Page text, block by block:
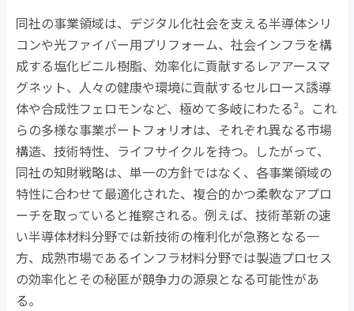
同社の事業領域は、デジタル化社会を支える半導体シリ
コンや光ファイバー用プリフォーム、社会インフラを構
成する塩化ビニル樹脂、効率化に貢献するレアアースマ
グネット、人々の健康や環境に貢献するセルロース誘導
体や合成性フェロモンなど、極めて多岐にわたる²。これ
らの多様な事業ポートフォリオは、それぞれ異なる市場
構造、技術特性、ライフサイクルを持つ。したがって、
同社の知財戦略は、単一の方針ではなく、各事業領域の
特性に合わせて最適化された、複合的かつ柔軟なアプロ
ーチを取っていると推察される。例えば、技術革新の速
い半導体材料分野では新技術の権利化が急務となる一
方、成熟市場であるインフラ材料分野では製造プロセス
の効率化とその秘匿が競争力の源泉となる可能性があ
る。